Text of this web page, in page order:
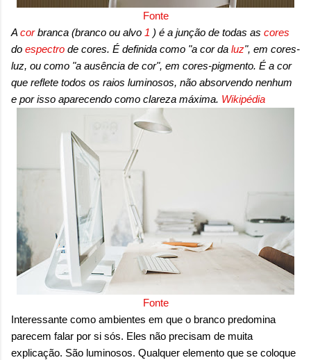
Fonte
A corbranca (branco ou alvo 1 ) é a junção de todas as cores
do espectro de cores. É definida como "a cor da luz", em cores-
luz, ou como "a ausência de cor", em cores-pigmento. É a cor
que reflete todos os raios luminosos, não absorvendo nenhum
e por isso aparecendo como clareza máxima. Wikipédia
Fonte
Interessante como ambientes em que o branco predomina
parecem falar por si sós. Eles não precisam de muita
explicação. São luminosos. Qualquer elemento que se coloque